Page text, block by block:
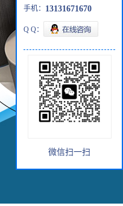
手机： 13131671670
Q Q：
微信扫一扫